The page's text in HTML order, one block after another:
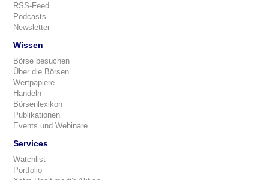
RSS-Feed
Podcasts
Newsletter
Wissen
Börse besuchen
Über die Börsen
Wertpapiere
Handeln
Börsenlexikon
Publikationen
Events und Webinare
Services
Watchlist
Portfolio